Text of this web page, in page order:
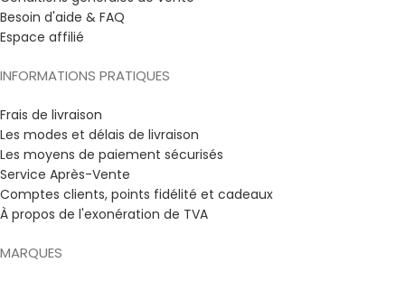
Besoin d'aide & FAQ
Espace affilié
INFORMATIONS PRATIQUES
Frais de livraison
Les modes et délais de livraison
Les moyens de paiement sécurisés
Service Après-Vente
Comptes clients, points fidélité et cadeaux
À propos de l'exonération de TVA
MARQUES